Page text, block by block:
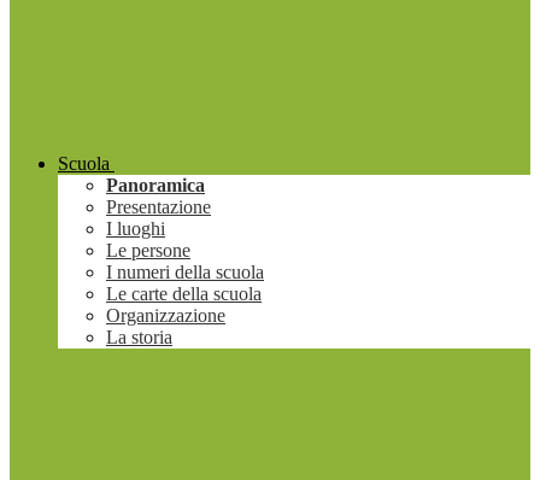
Scuola
Panoramica
Presentazione
I luoghi
Le persone
I numeri della scuola
Le carte della scuola
Organizzazione
La storia